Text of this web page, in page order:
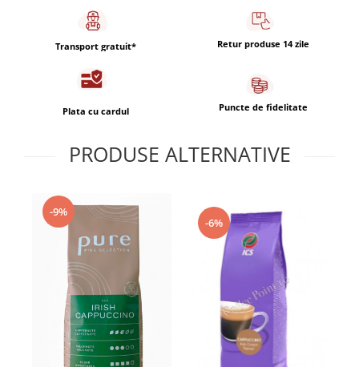
Transport gratuit* Retur produse 14 zile
Plata cu cardul Puncte de fidelitate
PRODUSE ALTERNATIVE
-9%
-6%